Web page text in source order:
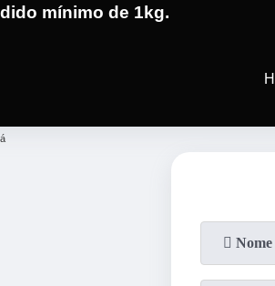
mínimo de 1kg.
(19)3701-4682